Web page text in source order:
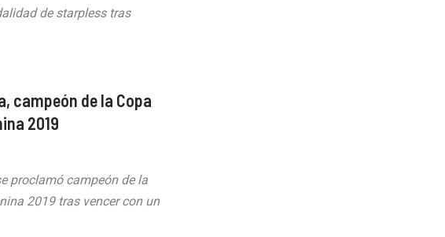
de starpless tras
campeón de la Copa
2019
proclamó campeón de la
2019 tras vencer con un